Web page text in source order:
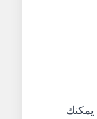
يمكنك